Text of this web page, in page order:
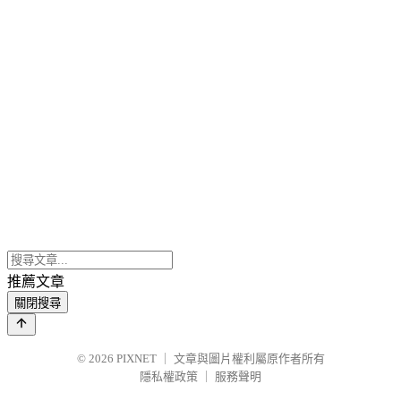
推薦文章
關閉搜尋
© 2026 PIXNET
文章與圖片權利屬原作者所有
隱私權政策
服務聲明